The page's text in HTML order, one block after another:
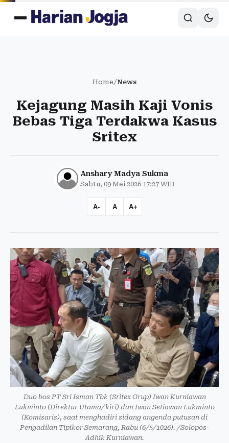
Home/News
Kejagung Masih Kaji Vonis
Bebas Tiga Terdakwa Kasus
Sritex
Anshary Madya Sukma
Sabtu, 09 Mei 2026 17:27 WIB
A- A A+
Duo bos PT Sri Isman Tbk (Sritex Grup) Iwan Kurniawan
Lukminto (Direktur Utama/kiri) dan Iwan Setiawan Lukminto
(Komisaris), saat menghadiri sidang angenda putusan di
Pengadilan Tipikor Semarang, Rabu (6/5/1026). /Solopos-
Adhik Kurniawan.